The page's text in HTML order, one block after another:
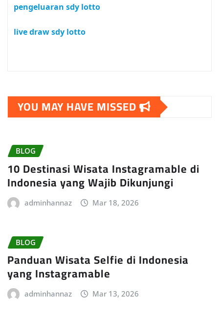
pengeluaran sdy lotto
live draw sdy lotto
YOU MAY HAVE MISSED
BLOG
10 Destinasi Wisata Instagramable di
Indonesia yang Wajib Dikunjungi
adminhannaz Mar 18, 2026
BLOG
Panduan Wisata Selfie di Indonesia
yang Instagramable
adminhannaz Mar 13, 2026